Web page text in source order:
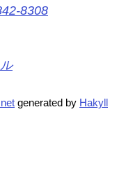
8308
generated by Hakyll